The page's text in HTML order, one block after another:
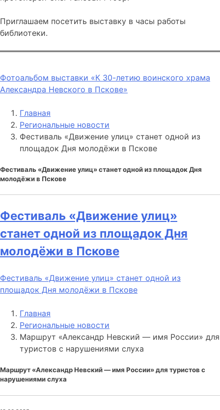
Приглашаем посетить выставку в часы работы
библиотеки.
Фотоальбом выставки «К 30-летию воинского храма
Александра Невского в Пскове»
Главная
Региональные новости
Фестиваль «Движение улиц» станет одной из
площадок Дня молодёжи в Пскове
Фестиваль «Движение улиц» станет одной из площадок Дня
молодёжи в Пскове
Фестиваль «Движение улиц»
станет одной из площадок Дня
молодёжи в Пскове
Фестиваль «Движение улиц» станет одной из
площадок Дня молодёжи в Пскове
Главная
Региональные новости
Маршрут «Александр Невский — имя России» для
туристов с нарушениями слуха
Маршрут «Александр Невский — имя России» для туристов с
нарушениями слуха